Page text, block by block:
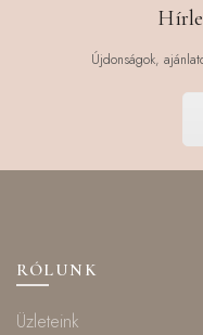
Újdonságok,
RÓLUNK
Üzleteink